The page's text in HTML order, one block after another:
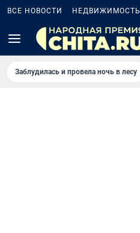
ВСЕ НОВОСТИ НЕДВИЖИМОСТЬ
Заблудилась и провела ночь в лесу